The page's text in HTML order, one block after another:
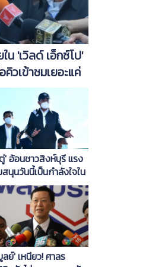
น 'เวิลด์ เอ็กซ์โป'
วเข้าชมเยอะแค่
' อ้อนชาวสิงห์บุรี แรง
นุนวันนี้เป็นกำลังใจใน
ำงาน พร้อมแก้ปัญหา
มที่
ย์' เหนียว! ศาลร